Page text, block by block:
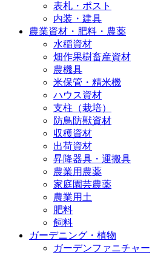
表札・ポスト
内装・建具
農業資材・肥料・農薬
水稲資材
畑作果樹畜産資材
農機具
米保管・精米機
ハウス資材
支柱（栽培）
防鳥防獣資材
収穫資材
出荷資材
昇降器具・運搬具
農業用農薬
家庭園芸農薬
農業用土
肥料
飼料
ガーデニング・植物
ガーデンファニチャー